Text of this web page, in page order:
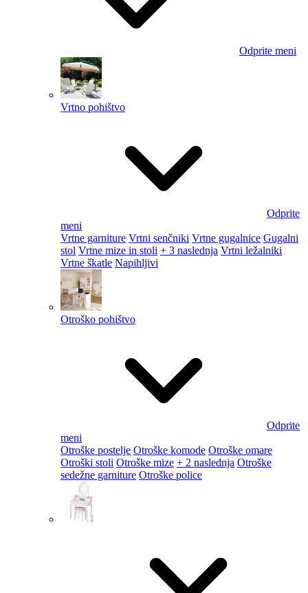
Odprite meni
Vrtno pohištvo
Odprite
meni
Vrtne garniture Vrtni senčniki Vrtne gugalnice Gugalni
stol Vrtne mize in stoli + 3 naslednja Vrtni ležalniki
Vrtne škatle Napihljivi
Otroško pohištvo
Odprite
meni
Otroške postelje Otroške komode Otroške omare
Otroški stoli Otroške mize + 2 naslednja Otroške
sedežne garniture Otroške police